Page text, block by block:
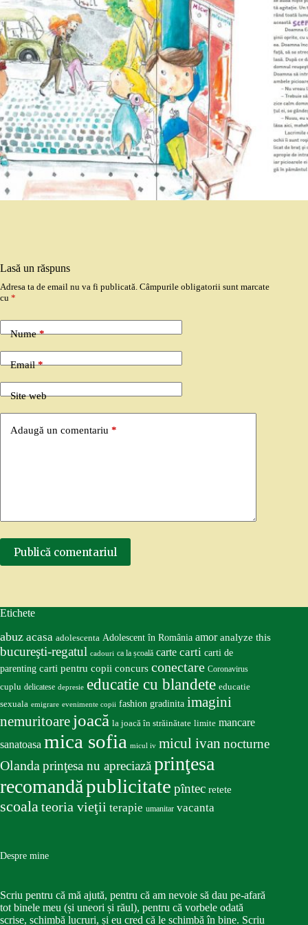
Lasă un răspuns
Adresa ta de email nu va fi publicată. Câmpurile obligatorii sunt marcate
cu *
Nume*
Email*
Site web
Adaugă un comentariu *
Publică comentariul
Etichete
abuz acasa adolescenta Adolescent în România amor analyze this
bucureşti-regatul cadouri ca la școală carte carti carti de
parenting carti pentru copii concurs conectare Coronavirus
cuplu delicatese depresie educatie cu blandete educatie
sexuala emigrare evenimente copii fashion gradinita imagini
nemuritoare joacă la joacă în străinătate limite mancare
sanatoasa mica sofia micul iv micul ivan nocturne
Olandaprinţesa nu apreciazăprinţesa
recomandăpublicitate pîntec retete
scoalateoria vieţii terapie umanitar vacanta
Despre mine
Scriu pentru că mă ajută, pentru că am nevoie să dau pe-afară
tot binele meu (și uneori și răul), pentru că vorbele odată
scrise, schimbă lucruri, și eu cred că le schimbă în bine. Scriu